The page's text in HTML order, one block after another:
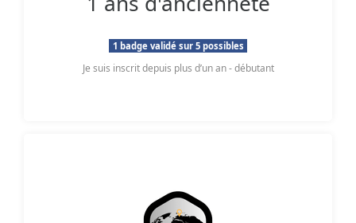
1 badge validé sur 5 possibles
Je suis inscrit depuis plus d’un an - débutant